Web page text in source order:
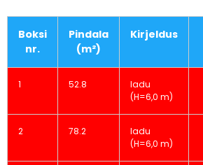
Boksi
nr.
Pindala
(m²)
Kirjeldus
1 52.8
ladu
(H=6,0 m)
2 78.2
ladu
(H=6,0 m)